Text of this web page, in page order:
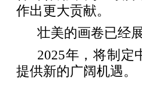
作出更大贡献。
壮美的画卷已经
2025年，将制定
提供新的广阔机遇。